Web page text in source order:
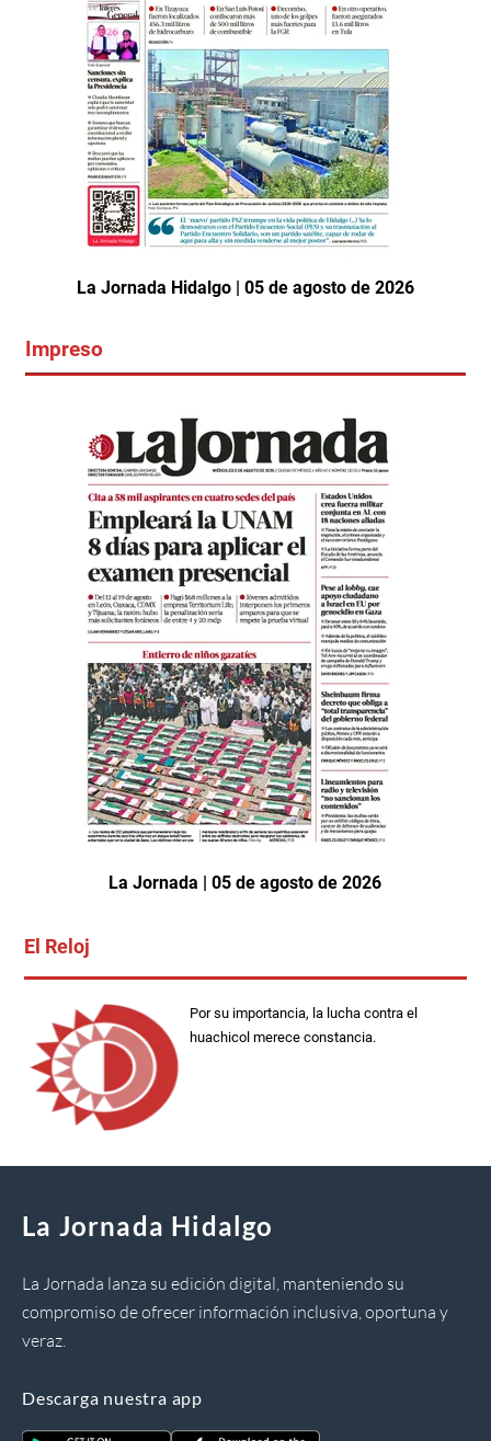
La Jornada Hidalgo | 05 de agosto de 2026
Impreso
La Jornada | 05 de agosto de 2026
El Reloj
Por su importancia, la lucha contra el
huachicol merece constancia.
La Jornada Hidalgo
La Jornada lanza su edición digital, manteniendo su
compromiso de ofrecer información inclusiva, oportuna y
veraz.
Descarga nuestra app